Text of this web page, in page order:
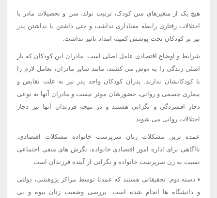
هیچ یک از متغیرهای سن کودک، ترتیب تولد، سن و تحصیلات مادر با
اختلالات رفتاری رابطه معناداری نداشت و حتی داشتن یا نداشتن پدر
نیز بر کودکان تحت پوشش کمیته امداد تاثیر نداشت.
شرایط و اوضاع اقتصادی عامل اصلی است. مادران این کودکان که بار
اصلی زندگی را به دوش می کشند، مانند سایر مادران، تعامل لازم را
با کودکانشان ندارند. پدران کودکان واجد پدر نیز به علت نقایص و
بیماری جسمی و روانی، حضورشان موثر نیست و مادران آنها به نوعی
دچار افسردگی و نگرانی هستند و در نتیجه فرزندان آنها نیز دچار
اختلالات روانی می شوند.
عمده ترین مشکلات زنان سرپرست خانواده مشکلات اقتصادی،
ناآگاهی برای اداره امور اقتصادی خانواده، نگرش های منفی اجتماعی
نسبت به زن سرپرست خانواده و نگرانی از آینده فرزندان است
▪ دسته دوم: تحقیقاتی هستند که عمدتا توسط مراکز پژوهشی، دولتی
و دانشگاه ها انجام شده است: بررسی وضعیت زنان بیوه و بی